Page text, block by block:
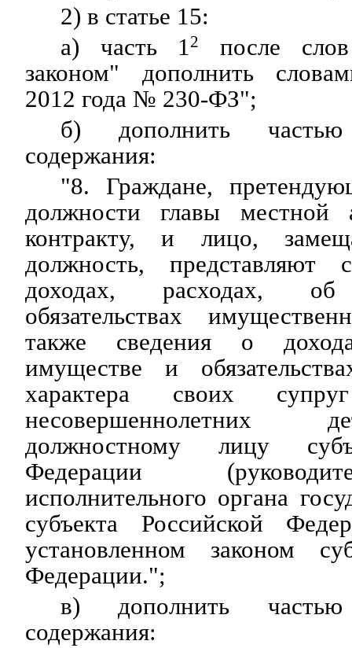
2) в статье 15:
а) часть 12
после
законом" дополнить
2012 года № 230-ФЗ";
б) дополнить
содержания:
"8. Граждане,
должности главы местной
контракту, и лицо,
должность, представляют
доходах, расходах,
обязательствах
также сведения о
имуществе и
характера своих
несовершеннолетних
должностному лицу
Федерации
исполнительного органа
субъекта Российской
установленном законом
Федерации.";
в) дополнить
содержания: